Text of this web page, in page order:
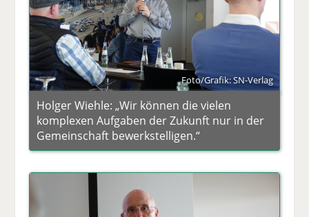
Foto/Grafik: SN-Verlag
Holger Wiehle: „Wir können die vielen
komplexen Aufgaben der Zukunft nur in der
Gemeinschaft bewerkstelligen.“